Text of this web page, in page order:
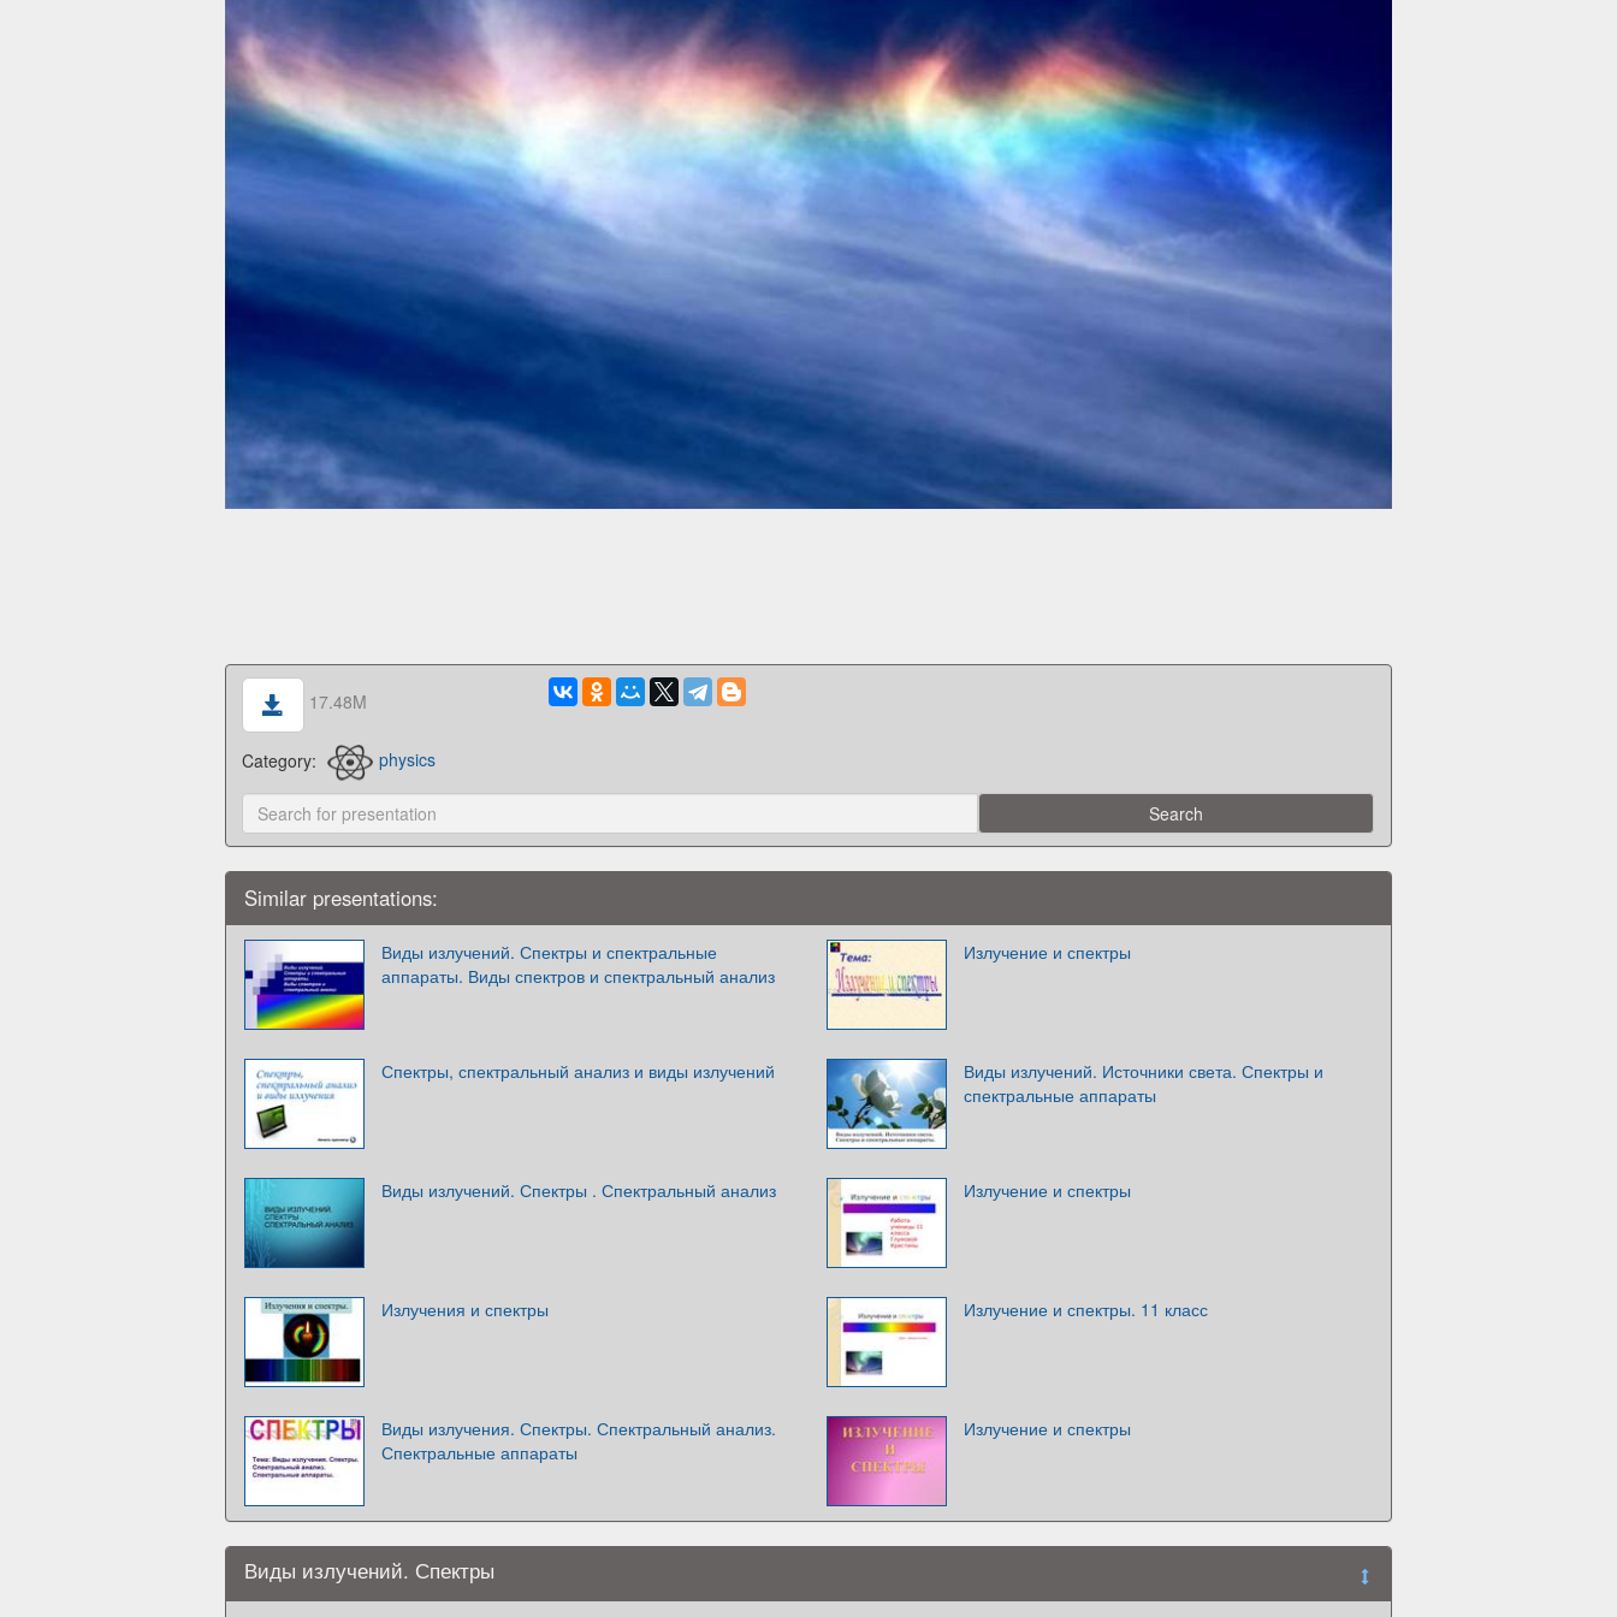
17.48M
Category: physics
Similar presentations:
Виды излучений. Спектры и спектральные
аппараты. Виды спектров и спектральный анализ
Излучение и спектры
Спектры, спектральный анализ и виды излучений
Виды излучений. Источники света. Спектры и
спектральные аппараты
Виды излучений. Спектры . Спектральный анализ Излучение и спектры
Излучения и спектры Излучение и спектры. 11 класс
Виды излучения. Спектры. Спектральный анализ.
Спектральные аппараты
Излучение и спектры
Виды излучений. Спектры